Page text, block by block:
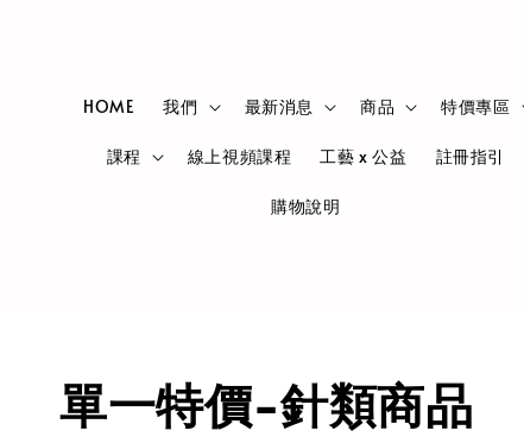
HOME 我們 最新消息 商品 特價專區
課程 線上視頻課程 工藝 x 公益 註冊指引
購物說明
單一特價-針類商品